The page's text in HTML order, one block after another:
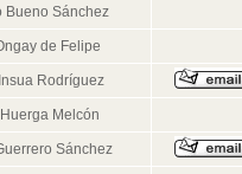
Bueno Sánchez
de Felipe
Rodríguez
Melcón
Sánchez